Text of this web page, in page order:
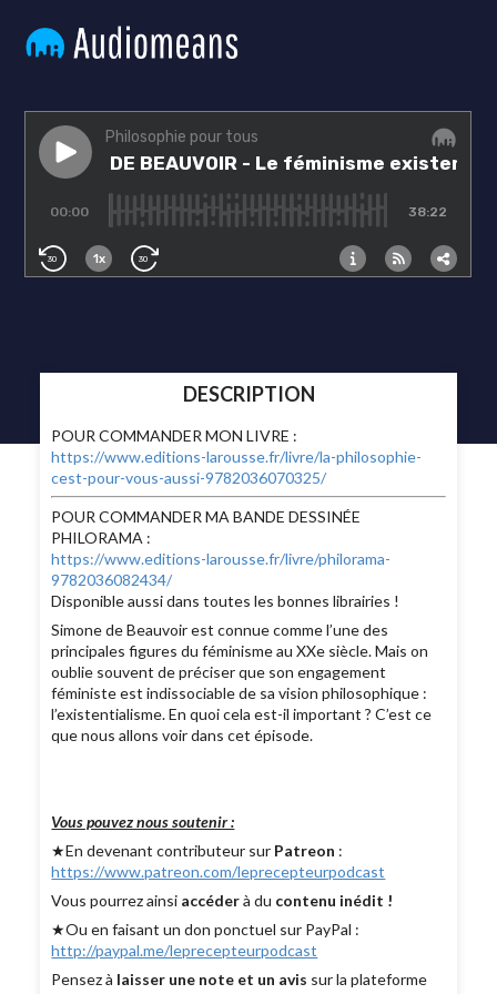
DESCRIPTION
POUR COMMANDER MON LIVRE :
https://www.editions-larousse.fr/livre/la-philosophie-
cest-pour-vous-aussi-9782036070325/
POUR COMMANDER MA BANDE DESSINÉE
PHILORAMA :
https://www.editions-larousse.fr/livre/philorama-
9782036082434/
Disponible aussi dans toutes les bonnes librairies !
Simone de Beauvoir est connue comme l’une des
principales figures du féminisme au XXe siècle. Mais on
oublie souvent de préciser que son engagement
féministe est indissociable de sa vision philosophique :
l’existentialisme. En quoi cela est-il important ? C’est ce
que nous allons voir dans cet épisode.
Vous pouvez nous soutenir :
★En devenant contributeur sur Patreon :
https://www.patreon.com/leprecepteurpodcast
Vous pourrez ainsi accéderà du contenu inédit !
★Ou en faisant un don ponctuel sur PayPal :
http://paypal.me/leprecepteurpodcast
Pensez à laisser une note et un avis sur la plateforme